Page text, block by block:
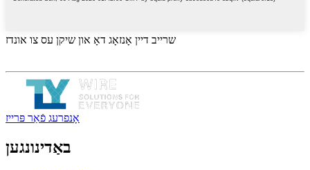
שרייב דיין אָנזאָג דאָ און שיקן עס צו אונדז
אָנפרעג פֿאַר פּרייז
באַדינונגען